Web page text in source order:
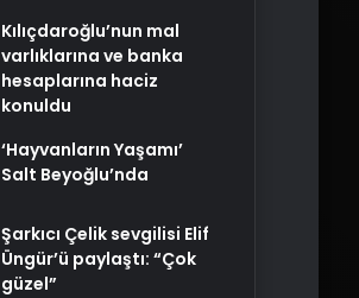
Kılıçdaroğlu’nun mal
varlıklarına ve banka
hesaplarına haciz
konuldu
‘Hayvanların Yaşamı’
Salt Beyoğlu’nda
Şarkıcı Çelik sevgilisi Elif
Üngür’ü paylaştı: “Çok
güzel”